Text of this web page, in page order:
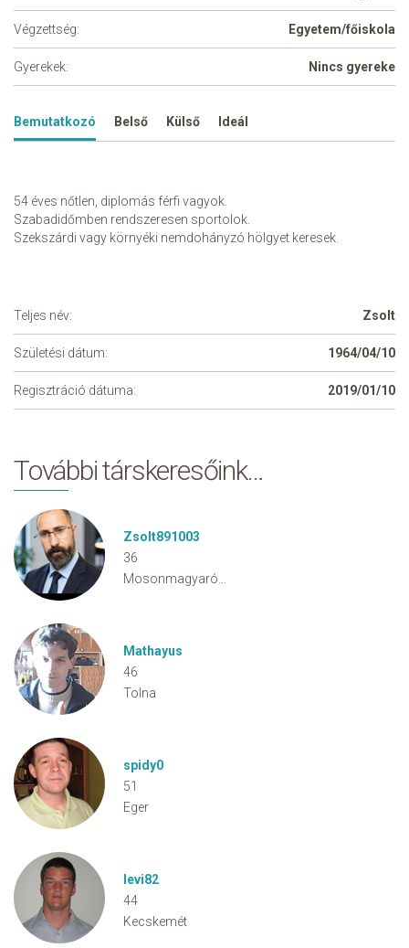
Végzettség: Egyetem/főiskola
Gyerekek: Nincs gyereke
Bemutatkozó Belső Külső Ideál
54 éves nőtlen, diplomás férfi vagyok.
Szabadidőmben rendszeresen sportolok.
Szekszárdi vagy környéki nemdohányzó hölgyet keresek.
Teljes név: Zsolt
Születési dátum: 1964/04/10
Regisztráció dátuma: 2019/01/10
További társkeresőink…
Zsolt891003
36
Mathayus
46
Tolna
spidy0
51
Eger
levi82
44
Kecskemét